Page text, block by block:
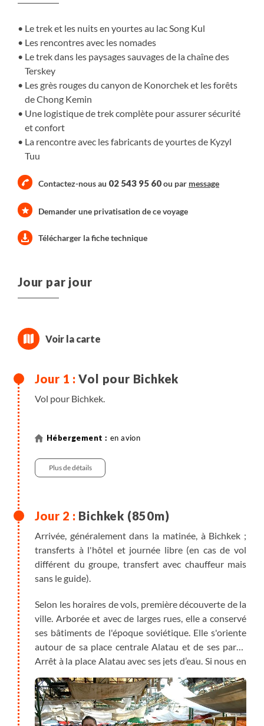
chaîne des Terskei, zone sauvage où nous randonnons
d'Ozero Tesshikel. Les grès rouges de Kornochek et les
montagnes boisées du parc de Chong Kemin
complèteront magnifiquement ce périple en terre
Le trek et les nuits en yourtes au lac Song Kul
Les rencontres avec les nomades
Le trek dans les paysages sauvages de la chaîne des
Terskey
Les grès rouges du canyon de Konorchek et les forêts
de Chong Kemin
Une logistique de trek complète pour assurer sécurité
et confort
La rencontre avec les fabricants de yourtes de Kyzyl
Tuu
Contactez-nous au 02 543 95 60ou par message
Demander une privatisation de ce voyage
Télécharger la fiche technique
Jour par jour
Vol pour Bichkek
Vol pour Bichkek.
en avion
Plus de détails
Bichkek (850m)
Arrivée, généralement dans la matinée, à Bichkek ;
transferts à l'hôtel et journée libre (en cas de vol
différent du groupe, transfert avec chauffeur mais
sans le guide).
Selon les horaires de vols, première découverte de la
ville. Arborée et avec de larges rues, elle a conservé
ses bâtiments de l'époque soviétique. Elle s'oriente
autour de sa place centrale Alatau et de ses parcs.
Arrêt à la place Alatau avec ses jets d’eau. Si nous en
avons le temps, balade au grand bazar d'Osh.
Note : les vols atterrissent généralement très tôt le
matin ; dans ce cas Terres d'Aventure prend en
charge le supplément afin que vous ayez des